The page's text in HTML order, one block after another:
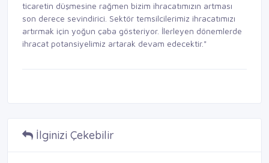
ticaretin düşmesine rağmen bizim ihracatımızın artması
son derece sevindirici. Sektör temsilcilerimiz ihracatımızı
artırmak için yoğun çaba gösteriyor. İlerleyen dönemlerde
ihracat potansiyelimiz artarak devam edecektir."
İlginizi Çekebilir